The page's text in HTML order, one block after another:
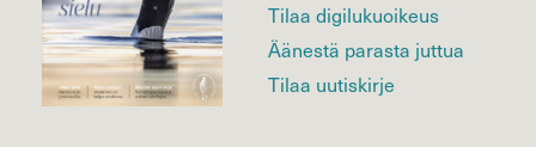
Tilaa digilukuoikeus
Äänestä parasta juttua
Tilaa uutiskirje